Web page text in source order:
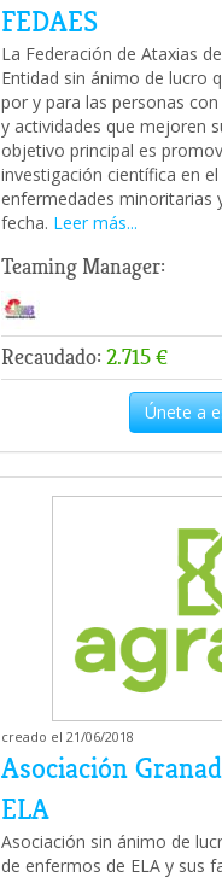
FEDAES
La Federación de Ataxias
Entidad sin ánimo de lucro
por y para las personas
y actividades que mejoren
objetivo principal es
investigación científica en
enfermedades minoritarias
fecha. Leer más...
Teaming Manager:
Recaudado: 2.715 €
Únete a
creado el 21/06/2018
Asociación
ELA
Asociación sin ánimo de
de enfermos de ELA y sus